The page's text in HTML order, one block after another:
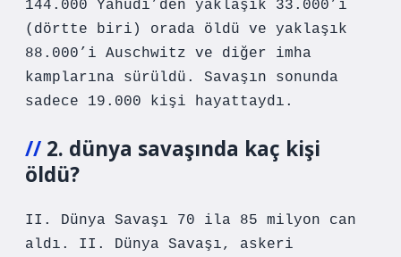
144.000 Yahudi’den yaklaşık 33.000’i
(dörtte biri) orada öldü ve yaklaşık
88.000’i Auschwitz ve diğer imha
kamplarına sürüldü. Savaşın sonunda
sadece 19.000 kişi hayattaydı.
2. dünya savaşında kaç kişi
öldü?
II. Dünya Savaşı 70 ila 85 milyon can
aldı. II. Dünya Savaşı, askeri